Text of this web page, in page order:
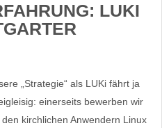
LUKI A
K
„Strategie“ als LUKi fährt ja
einerseits bewerben wir
den kirchlichen Anwendern Linux